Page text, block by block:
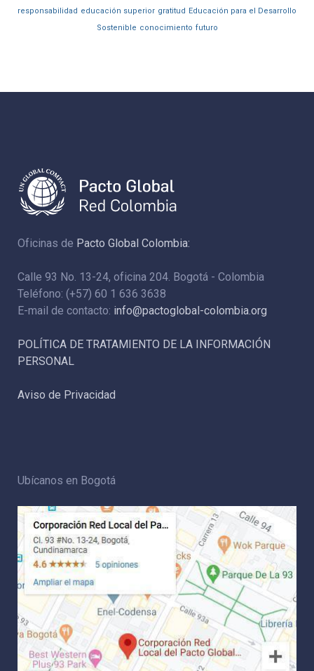
responsabilidad educación superior gratitud
Educación para el Desarrollo
Sostenible conocimiento futuro
Oficinas de Pacto Global Colombia:
Calle 93 No. 13-24, oficina 204. Bogotá - Colombia
Teléfono: (+57) 60 1 636 3638
E-mail de contacto: info@pactoglobal-colombia.org
POLÍTICA DE TRATAMIENTO DE LA INFORMACIÓN
PERSONAL
Aviso de Privacidad
Ubícanos en Bogotá